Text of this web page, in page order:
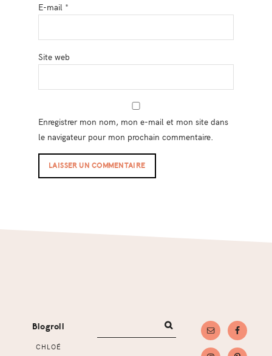
E-mail *
Site web
Enregistrer mon nom, mon e-mail et mon site dans
le navigateur pour mon prochain commentaire.
Blogroll
CHLOÉ